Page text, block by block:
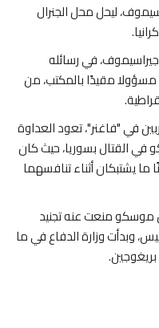
ليحل محل الجنرال
في رسائله
مسؤولا مقيدًا بالمكتب، من
في "فاغنر"، تعود العداوة
القتال بسوريا، حيث كان
ما يشتبكان أثناء تنافسهما
موسكو منعت عنه تجنيد
وبدأت وزارة الدفاع في ما
بريغوجين.